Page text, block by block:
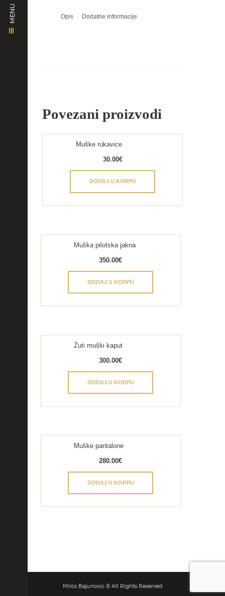
MENU Opis Dodatne informacije
Povezani proizvodi
Muške rukavice
30.00€
DODAJ U KORPU
Muška pilotska jakna
350.00€
DODAJ U KORPU
Žuti muški kaput
300.00€
DODAJ U KORPU
Muške pantalone
280.00€
DODAJ U KORPU
Milos Bajunovic © All Rights Reserved